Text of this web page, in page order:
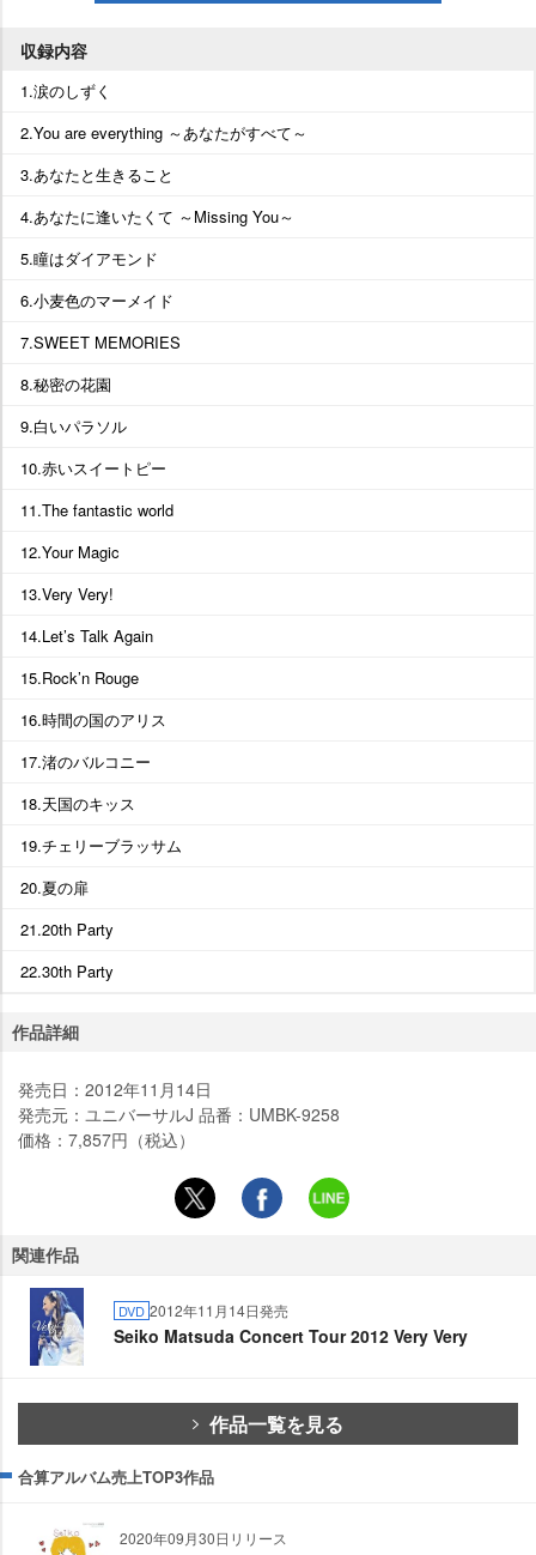
収録内容
1.涙のしずく
2.You are everything ～あなたがすべて～
3.あなたと生きること
4.あなたに逢いたくて ～Missing You～
5.瞳はダイアモンド
6.小麦色のマーメイド
7.SWEET MEMORIES
8.秘密の花園
9.白いパラソル
10.赤いスイートピー
11.The fantastic world
12.Your Magic
13.Very Very!
14.Let’s Talk Again
15.Rock’n Rouge
16.時間の国のアリス
17.渚のバルコニー
18.天国のキッス
19.チェリーブラッサム
20.夏の扉
21.20th Party
22.30th Party
作品詳細
発売日：2012年11月14日
発売元：ユニバーサルJ 品番：UMBK-9258
価格：7,857円（税込）
関連作品
DVD 2012年11月14日発売
Seiko Matsuda Concert Tour 2012 Very Very
作品一覧を見る
合算アルバム売上TOP3作品
2020年09月30日リリース